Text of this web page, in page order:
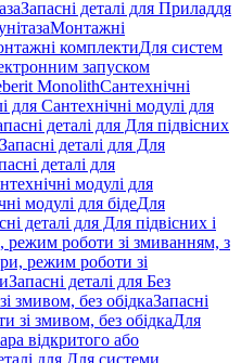
Запасні деталі для Приладдя
Монтажні
комплектиДля систем
запуском
MonolithСантехнічні
для Сантехнічні модулі для
деталі для Для підвісних
Запасні деталі для Для
деталі для
модулі для
модулі для бідеДля
деталі для Для підвісних і
режим роботи зі змиванням, з
режим роботи зі
Запасні деталі для Без
змивом, без обідкаЗапасні
зі змивом, без обідкаДля
відкритого або
для Для системи